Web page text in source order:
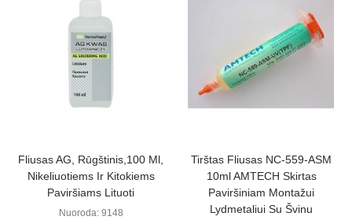
Fliusas AG, Rūgštinis,100 Ml,
Nikeliuotiems Ir Kitokiems
Paviršiams Lituoti
Nuoroda: 9148
Tirštas Fliusas NC-559-ASM
10ml AMTECH Skirtas
Paviršiniam Montažui
Lydmetaliui Su Švinu